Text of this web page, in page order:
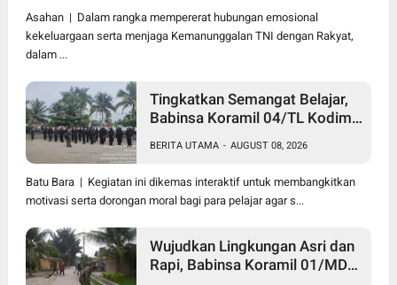
Kepada Lansia Usia 97 Tahun
Asahan | Dalam rangka mempererat hubungan emosional
kekeluargaan serta menjaga Kemanunggalan TNI dengan Rakyat,
dalam ...
Tingkatkan Semangat Belajar,
Babinsa Koramil 04/TL Kodim
Wawasan Kebangsaan bagi
Pelajar SMA & SMK
BERITA UTAMA - AUGUST 08, 2026
Batu Bara | Kegiatan ini dikemas interaktif untuk membangkitkan
motivasi serta dorongan moral bagi para pelajar agar s...
Wujudkan Lingkungan Asri dan
Rapi, Babinsa Koramil 01/MD